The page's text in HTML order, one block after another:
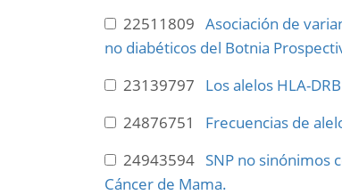
22511809 Asociación de
no diabéticos del Botnia
23139797 Los alelos HLA-
24876751 Frecuencias de
24943594 SNP no sinónimos
Cáncer de Mama.